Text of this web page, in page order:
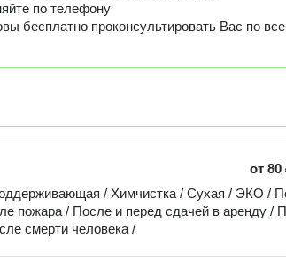
по телефону
бесплатно проконсультировать Вас по
от80
/ Химчистка / Сухая / ЭКO /
пожара / После и перед сдачей в аренду /
смерти человека /